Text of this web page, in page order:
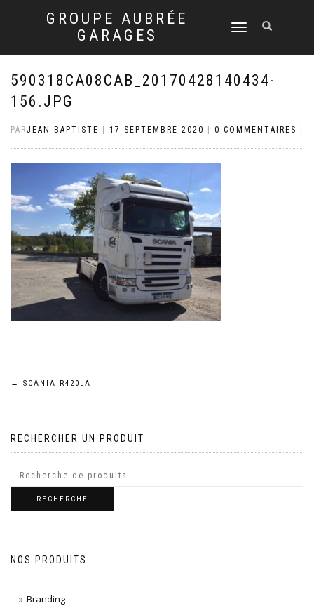
GROUPE AUBRÉE
GARAGES
DÉPLIER
NAVIGATION
590318CA08CAB_20170428140434-
156.JPG
PARJEAN-BAPTISTE 17 SEPTEMBRE 2020 0 COMMENTAIRES
Navigation
l’article
← SCANIA R420LA
RECHERCHER UN PRODUIT
RECHERCHE
NOS PRODUITS
Branding